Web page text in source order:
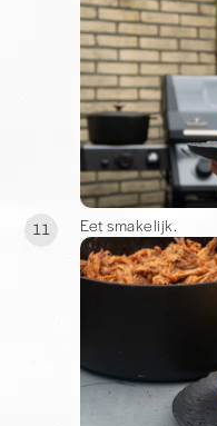
11 Eet smakelijk.